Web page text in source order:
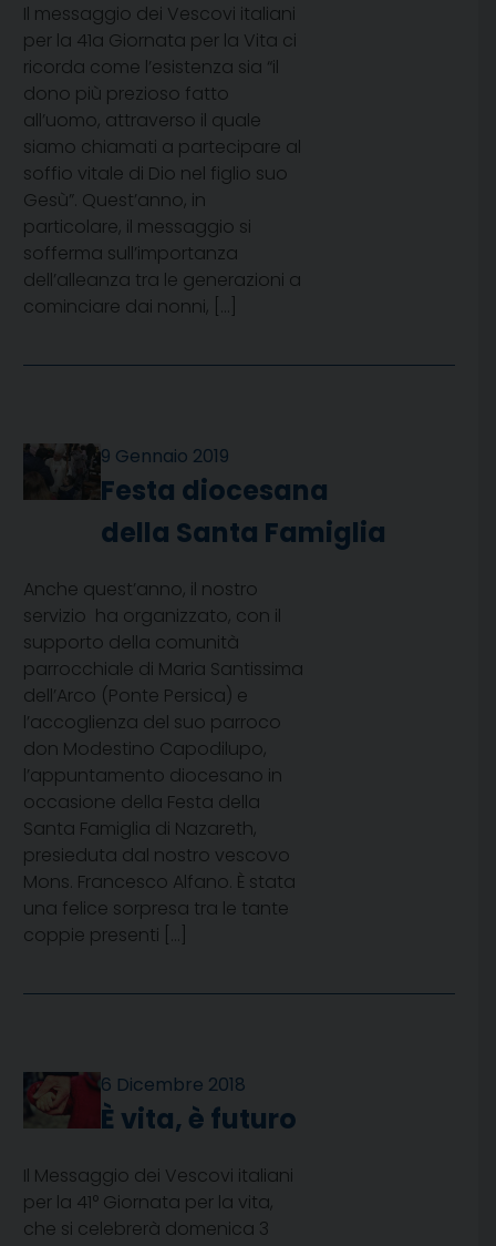
Il messaggio dei Vescovi italiani
per la 41a Giornata per la Vita ci
ricorda come l’esistenza sia “il
dono più prezioso fatto
all’uomo, attraverso il quale
siamo chiamati a partecipare al
soffio vitale di Dio nel figlio suo
Gesù”. Quest’anno, in
particolare, il messaggio si
sofferma sull’importanza
dell’alleanza tra le generazioni a
cominciare dai nonni, […]
9 Gennaio 2019
Festa diocesana
della Santa Famiglia
Anche quest’anno, il nostro
servizio ha organizzato, con il
supporto della comunità
parrocchiale di Maria Santissima
dell’Arco (Ponte Persica) e
l’accoglienza del suo parroco
don Modestino Capodilupo,
l’appuntamento diocesano in
occasione della Festa della
Santa Famiglia di Nazareth,
presieduta dal nostro vescovo
Mons. Francesco Alfano. È stata
una felice sorpresa tra le tante
coppie presenti […]
6 Dicembre 2018
È vita, è futuro
Il Messaggio dei Vescovi italiani
per la 41° Giornata per la vita,
che si celebrerà domenica 3